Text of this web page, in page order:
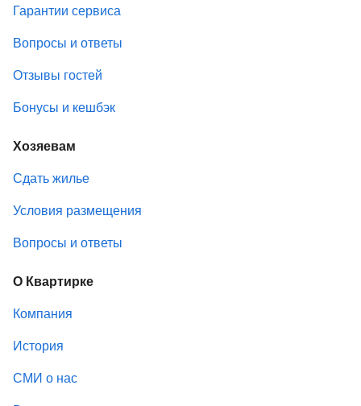
Гарантии сервиса
Вопросы и ответы
Отзывы гостей
Бонусы и кешбэк
Хозяевам
Сдать жилье
Условия размещения
Вопросы и ответы
О Квартирке
Компания
История
СМИ о нас